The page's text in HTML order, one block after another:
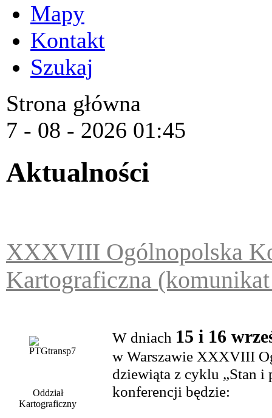
Mapy
Kontakt
Szukaj
Strona główna
7 - 08 - 2026 01:45
Aktualności
XXXVIII Ogólnopolska
Kartograficzna
Oddział
Kartograficzny
W dniach 15 i 16
w Warszawie XXXVIII
dziewiąta z cyklu „Stan i
konferencji będzie: